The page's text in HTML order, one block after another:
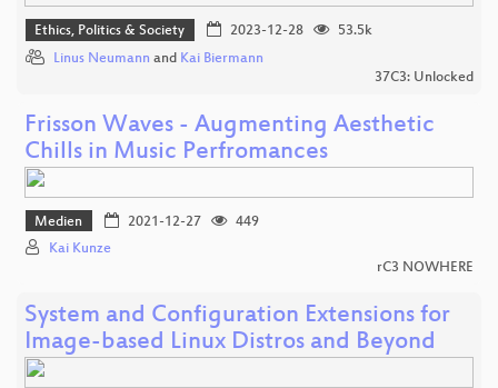
Ethics, Politics & Society 2023-12-28
53.5k
Linus Neumann and Kai Biermann
37C3: Unlocked
Frisson Waves - Augmenting Aesthetic
Chills in Music Perfromances
Medien 2021-12-27
449
Kai Kunze
rC3 NOWHERE
System and Configuration Extensions for
Image-based Linux Distros and Beyond